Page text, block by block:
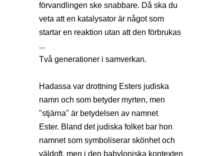
förvandlingen ske snabbare. Då ska du
veta att en katalysator är något som
startar en reaktion utan att den förbrukas
...
Två generationer i samverkan.
Hadassa var drottning Esters judiska
namn och som betyder myrten, men
"stjärna" är betydelsen av namnet
Ester. Bland det judiska folket bar hon
namnet som symboliserar skönhet och
väldoft, men i den babyloniska kontexten